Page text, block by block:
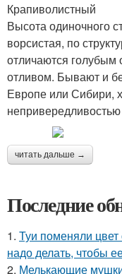
Крапиволистный
Высота одиночного
ворсистая, по
отличаются голубым
отливом. Бывают и
Европе или Сибири,
читать дальше →
Последние
1. Туи поменяли
надо делать, чтобы
2. Мелькающие